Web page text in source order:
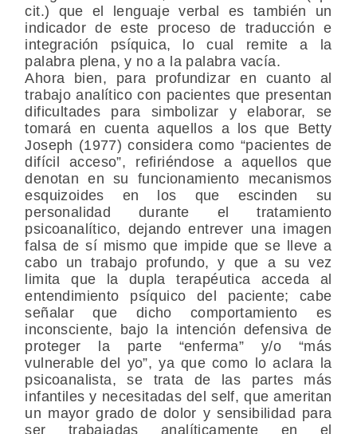
cit.) que el lenguaje verbal es también un
indicador de este proceso de traducción e
integración psíquica, lo cual remite a la
palabra plena, y no a la palabra vacía.
Ahora bien, para profundizar en cuanto al
trabajo analítico con pacientes que presentan
dificultades para simbolizar y elaborar, se
tomará en cuenta aquellos a los que Betty
Joseph (1977) considera como “pacientes de
difícil acceso”, refiriéndose a aquellos que
denotan en su funcionamiento mecanismos
esquizoides en los que escinden su
personalidad durante el tratamiento
psicoanalítico, dejando entrever una imagen
falsa de sí mismo que impide que se lleve a
cabo un trabajo profundo, y que a su vez
limita que la dupla terapéutica acceda al
entendimiento psíquico del paciente; cabe
señalar que dicho comportamiento es
inconsciente, bajo la intención defensiva de
proteger la parte “enferma” y/o “más
vulnerable del yo”, ya que como lo aclara la
psicoanalista, se trata de las partes más
infantiles y necesitadas del self, que ameritan
un mayor grado de dolor y sensibilidad para
ser trabajadas analíticamente en el